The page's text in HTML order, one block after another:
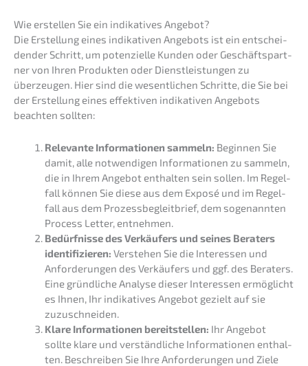
Wie erstel­len Sie ein indika­ti­ves Angebot?
Die Erstel­lung eines indika­ti­ven Angebots ist ein entschei­
den­der Schritt, um poten­zi­el­le Kunden oder Geschäfts­part­
ner von Ihren Produk­ten oder Dienst­leis­tun­gen zu
überzeu­gen. Hier sind die wesent­li­chen Schrit­te, die Sie bei
der Erstel­lung eines effek­ti­ven indika­ti­ven Angebots
beach­ten sollten:
Relevan­te Infor­ma­tio­nen sammeln: Begin­nen Sie
damit, alle notwen­di­gen Infor­ma­tio­nen zu sammeln,
die in Ihrem Angebot enthal­ten sein sollen. Im Regel­
fall können Sie diese aus dem Exposé und im Regel­
fall aus dem Prozess­be­gleit­brief, dem sogenann­ten
Process Letter, entnehmen.
Bedürf­nis­se des Verkäu­fers und seines Beraters
identi­fi­zie­ren: Verste­hen Sie die Inter­es­sen und
Anfor­de­run­gen des Verkäu­fers und ggf. des Beraters.
Eine gründ­li­che Analy­se dieser Inter­es­sen ermög­licht
es Ihnen, Ihr indika­ti­ves Angebot gezielt auf sie
zuzuschneiden.
Klare Infor­ma­tio­nen bereit­stel­len: Ihr Angebot
sollte klare und verständ­li­che Infor­ma­tio­nen enthal­
ten. Beschrei­ben Sie Ihre Anfor­de­run­gen und Ziele